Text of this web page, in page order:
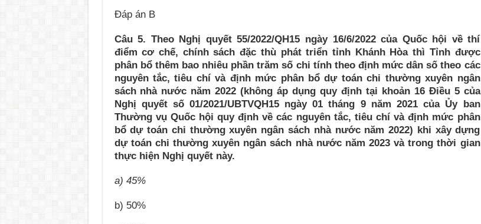
Đáp án B
Câu 5. Theo Nghị quyết 55/2022/QH15 ngày 16/6/2022 của Quốc hội về thí
điểm cơ chế, chính sách đặc thù phát triển tỉnh Khánh Hòa thì Tỉnh được
phân bổ thêm bao nhiêu phần trăm số chi tính theo định mức dân số theo các
nguyên tắc, tiêu chí và định mức phân bổ dự toán chi thường xuyên ngân
sách nhà nước năm 2022 (không áp dụng quy định tại khoản 16 Điều 5 của
Nghị quyết số 01/2021/UBTVQH15 ngày 01 tháng 9 năm 2021 của Ủy ban
Thường vụ Quốc hội quy định về các nguyên tắc, tiêu chí và định mức phân
bổ dự toán chi thường xuyên ngân sách nhà nước năm 2022) khi xây dựng
dự toán chi thường xuyên ngân sách nhà nước năm 2023 và trong thời gian
thực hiện Nghị quyết này.
a) 45%
b) 50%